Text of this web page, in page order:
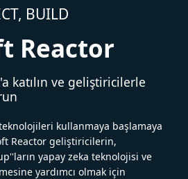
BUILD
Reactor
katılın ve geliştiricilerle
kullanmaya başlamaya
Reactor geliştiricilerin,
yapay zeka teknolojisi ve
yardımcı olmak için